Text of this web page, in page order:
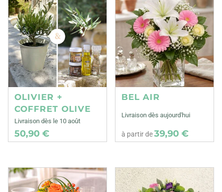
OLIVIER +
COFFRET OLIVE
Livraison dès le 10 août
50,90 €
BEL AIR
Livraison dès aujourd'hui
à partir de39,90 €